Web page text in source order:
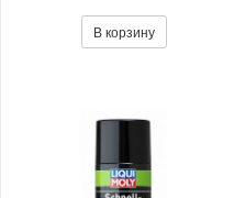
В корзину